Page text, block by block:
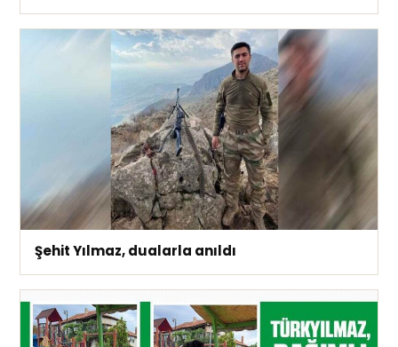
Şehit Yılmaz, dualarla anıldı